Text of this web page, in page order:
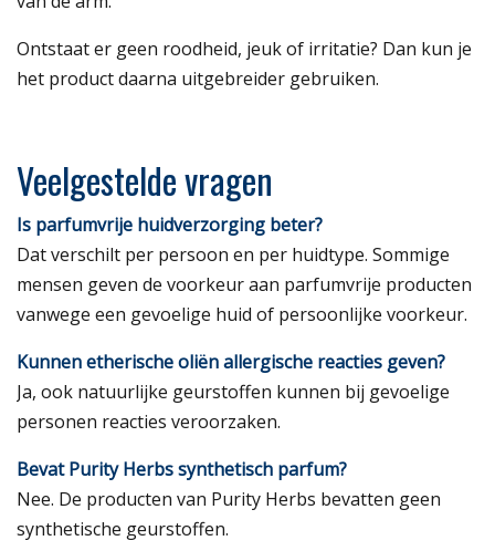
Ontstaat er geen roodheid, jeuk of irritatie? Dan kun je
het product daarna uitgebreider gebruiken.
Veelgestelde vragen
Is parfumvrije huidverzorging beter?
Dat verschilt per persoon en per huidtype. Sommige
mensen geven de voorkeur aan parfumvrije producten
vanwege een gevoelige huid of persoonlijke voorkeur.
Kunnen etherische oliën allergische reacties geven?
Ja, ook natuurlijke geurstoffen kunnen bij gevoelige
personen reacties veroorzaken.
Bevat Purity Herbs synthetisch parfum?
Nee. De producten van Purity Herbs bevatten geen
synthetische geurstoffen.